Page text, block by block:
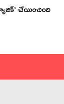
చేయించింది